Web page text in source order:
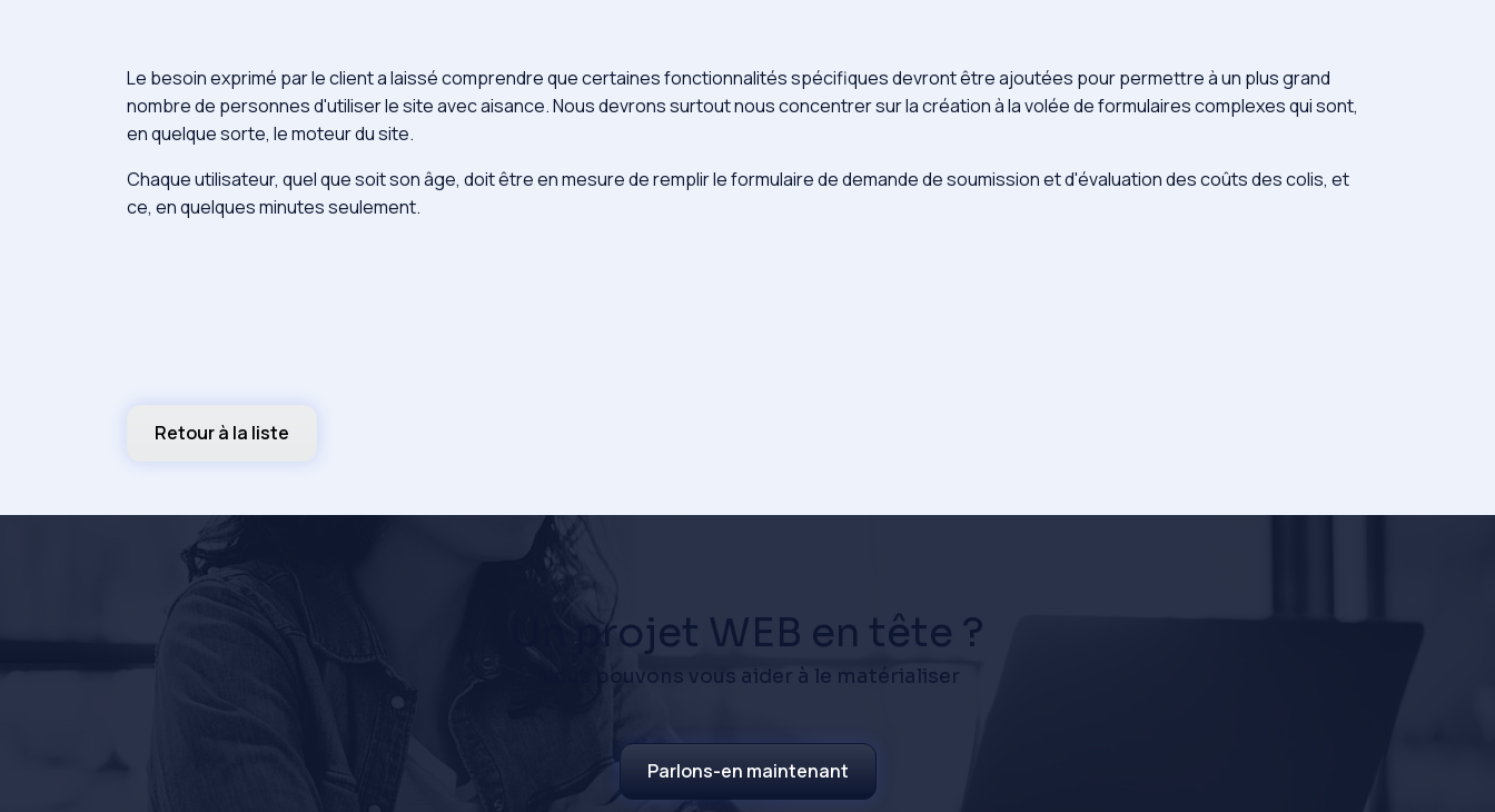
Le besoin exprimé par le client a laissé comprendre que certaines fonctionnalités spécifiques devront être ajoutées pour permettre à un plus grand
nombre de personnes d'utiliser le site avec aisance. Nous devrons surtout nous concentrer sur la création à la volée de formulaires complexes qui sont,
en quelque sorte, le moteur du site.
Chaque utilisateur, quel que soit son âge, doit être en mesure de remplir le formulaire de demande de soumission et d'évaluation des coûts des colis, et
ce, en quelques minutes seulement.
Retour à la liste
Un projet WEB en tête ?
Nous pouvons vous aider à le matérialiser
Parlons-en maintenant